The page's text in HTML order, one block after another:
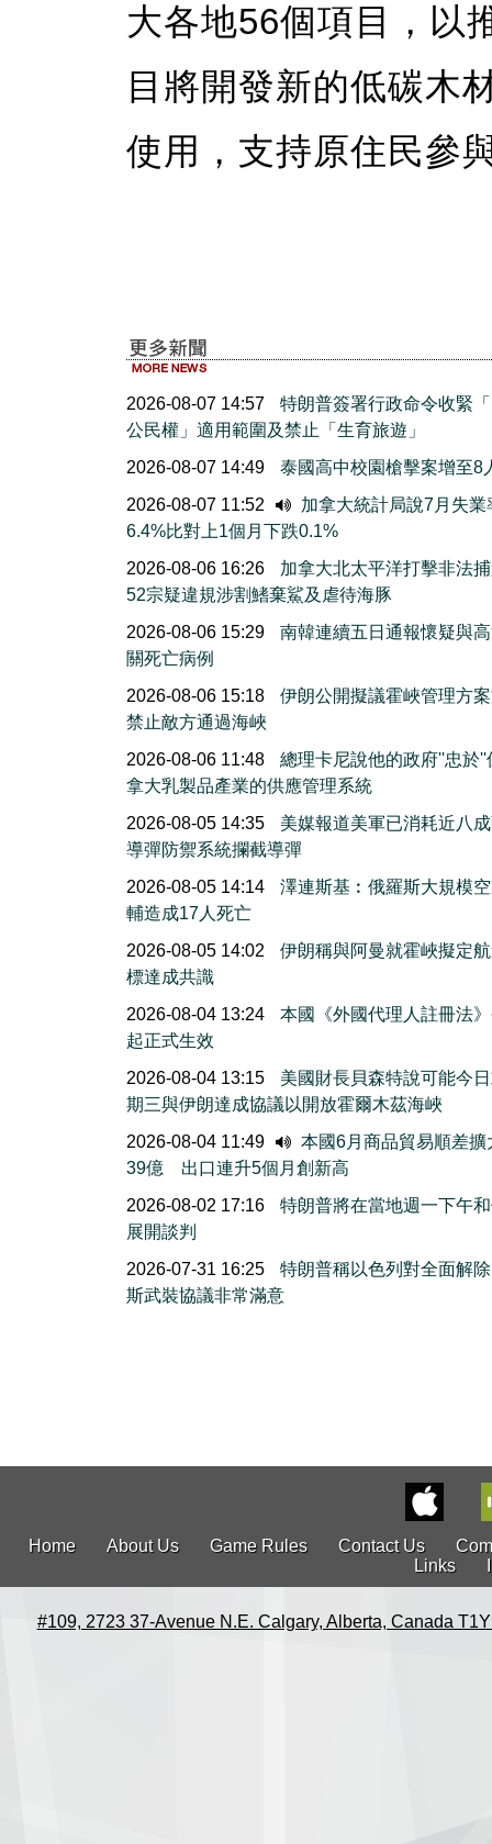
大各地56個項目，以
目將開發新的低碳木
使用，支持原住民參
2026-08-07 14:57
特朗普簽署行政命令收緊
公民權」適用範圍及禁止「生育旅遊」
2026-08-07 14:49
泰國高中校園槍擊案增至8
2026-08-07 11:52
加拿大統計局說7月失業
6.4%比對上1個月下跌0.1%
2026-08-06 16:26
加拿大北太平洋打擊非法
52宗疑違規涉割鰭棄鯊及虐待海豚
2026-08-06 15:29
南韓連續五日通報懷疑與
關死亡病例
2026-08-06 15:18
伊朗公開擬議霍峽管理方
禁止敵方通過海峽
2026-08-06 11:48
總理卡尼說他的政府''忠於''
拿大乳製品產業的供應管理系統
2026-08-05 14:35
美媒報道美軍已消耗近八
導彈防禦系統攔截導彈
2026-08-05 14:14
澤連斯基︰俄羅斯大規模
輔造成17人死亡
2026-08-05 14:02
伊朗稱與阿曼就霍峽擬定
標達成共識
2026-08-04 13:24
本國《外國代理人註冊法
起正式生效
2026-08-04 13:15
美國財長貝森特說可能今
期三與伊朗達成協議以開放霍爾木茲海峽
2026-08-04 11:49
本國6月商品貿易順差擴
39億 出口連升5個月創新高
2026-08-02 17:16
特朗普將在當地週一下午
展開談判
2026-07-31 16:25
特朗普稱以色列對全面解
斯武裝協議非常滿意
Home About Us Game Rules Contact Us
Links
#109, 2723 37-Avenue N.E. Calgary, Alberta, Canada